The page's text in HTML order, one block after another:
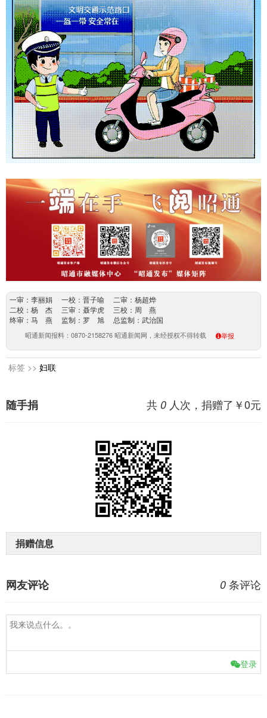
一审：李丽娟 一校：晋子喻 二审：杨超烨
二校：杨 杰 三审：聂学虎 三校：周 燕
终审：马 燕 监制：罗 旭 总监制：武治国
昭通新闻报料：0870-2158276 昭通新闻网，未经授权不得转载 举报
标签 >> 妇联
共 0 人次，捐赠了￥0元
随手捐
捐赠信息
0 条评论
网友评论
登录